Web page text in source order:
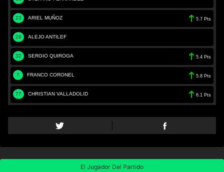
23 ARIEL MUÑOZ 5.7 Pts
29 ALEJO ANTILEF
32 SERGIO QUIROGA 5.4 Pts
7 FRANCO CORONEL 5.8 Pts
77 CHRISTIAN VALLADOLID 6.1 Pts
El Jugador Del Partido